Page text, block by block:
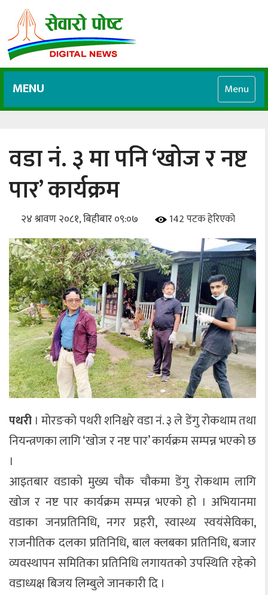
MENU Menu
वडा नं. ३ मा पनि ‘खोज र नष्ट
पार’ कार्यक्रम
२४ श्रावण २०८१, बिहीबार ०९:०७ 142 पटक हेरिएको
पथरी । मोरङको पथरी शनिश्चरे वडा नं. ३ ले डेंगु रोकथाम तथा
नियन्त्रणका लागि ‘खोज र नष्ट पार’ कार्यक्रम सम्पन्न भएको छ
।
आइतबार वडाको मुख्य चौक चौकमा डेंगु रोकथाम लागि
खोज र नष्ट पार कार्यक्रम सम्पन्न भएको हो । अभियानमा
वडाका जनप्रतिनिधि, नगर प्रहरी, स्वास्थ्य स्वयंसेविका,
राजनीतिक दलका प्रतिनिधि, बाल क्लबका प्रतिनिधि, बजार
व्यवस्थापन समितिका प्रतिनिधि लगायतको उपस्थिति रहेको
वडाध्यक्ष बिजय लिम्बुले जानकारी दि ।